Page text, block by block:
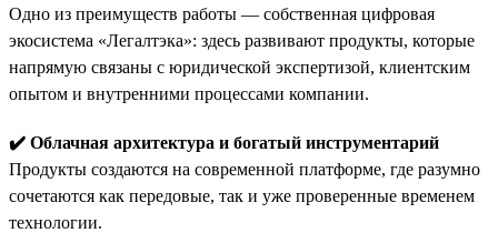
Одно из преимуществ работы — собственная цифровая
экосистема «Легалтэка»: здесь развивают продукты, которые
напрямую связаны с юридической экспертизой, клиентским
опытом и внутренними процессами компании.
✔️ Облачная архитектура и богатый инструментарий
Продукты создаются на современной платформе, где разумно
сочетаются как передовые, так и уже проверенные временем
технологии.